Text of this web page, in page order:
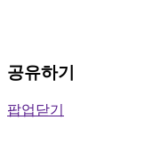
공유하기
팝업닫기